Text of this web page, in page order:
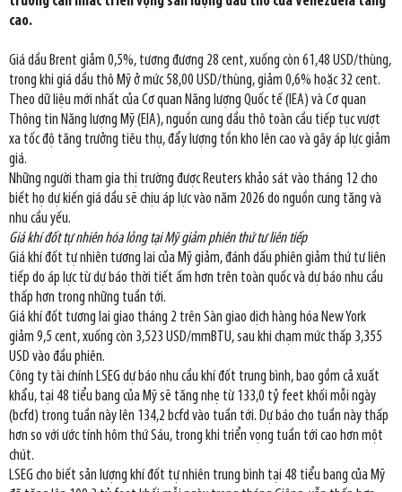
cao.
Giá dầu Brent giảm 0,5%, tương đương 28 cent, xuống còn 61,48 USD/thùng,
trong khi giá dầu thô Mỹ ở mức 58,00 USD/thùng, giảm 0,6% hoặc 32 cent.
Theo dữ liệu mới nhất của Cơ quan Năng lượng Quốc tế (IEA) và Cơ quan
Thông tin Năng lượng Mỹ (EIA), nguồn cung dầu thô toàn cầu tiếp tục vượt
xa tốc độ tăng trưởng tiêu thụ, đẩy lượng tồn kho lên cao và gây áp lực giảm
giá.
Những người tham gia thị trường được Reuters khảo sát vào tháng 12 cho
biết họ dự kiến giá dầu sẽ chịu áp lực vào năm 2026 do nguồn cung tăng và
nhu cầu yếu.
Giá khí đốt tự nhiên hóa lỏng tại Mỹ giảm phiên thứ tư liên tiếp
Giá khí đốt tự nhiên tương lai của Mỹ giảm, đánh dấu phiên giảm thứ tư liên
tiếp do áp lực từ dự báo thời tiết ấm hơn trên toàn quốc và dự báo nhu cầu
thấp hơn trong những tuần tới.
Giá khí đốt tương lai giao tháng 2 trên Sàn giao dịch hàng hóa New York
giảm 9,5 cent, xuống còn 3,523 USD/mmBTU, sau khi chạm mức thấp 3,355
USD vào đầu phiên.
Công ty tài chính LSEG dự báo nhu cầu khí đốt trung bình, bao gồm cả xuất
khẩu, tại 48 tiểu bang của Mỹ sẽ tăng nhẹ từ 133,0 tỷ feet khối mỗi ngày
(bcfd) trong tuần này lên 134,2 bcfd vào tuần tới. Dự báo cho tuần này thấp
hơn so với ước tính hôm thứ Sáu, trong khi triển vọng tuần tới cao hơn một
chút.
LSEG cho biết sản lượng khí đốt tự nhiên trung bình tại 48 tiểu bang của Mỹ